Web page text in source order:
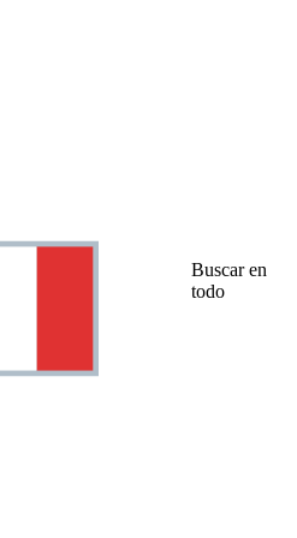
Buscar en
todo